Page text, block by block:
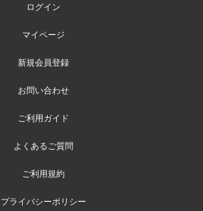
ログイン
マイページ
新規会員登録
お問い合わせ
ご利用ガイド
よくあるご質問
ご利用規約
プライバシーポリシー